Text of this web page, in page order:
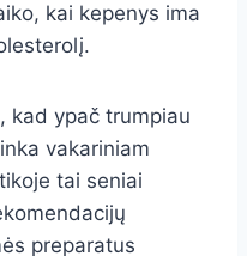
kai kepenys ima
kad ypač trumpiau
vakariniam
tai seniai
preparatus